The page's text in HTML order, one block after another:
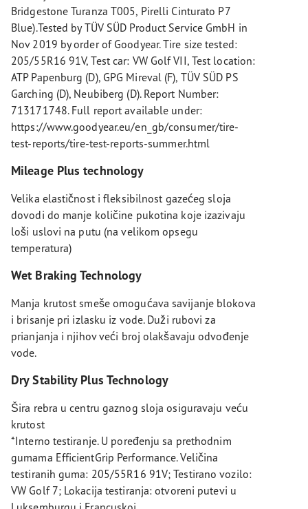
Bridgestone Turanza T005, Pirelli Cinturato P7
Blue).Tested by TÜV SÜD Product Service GmbH in
Nov 2019 by order of Goodyear. Tire size tested:
205/55R16 91V, Test car: VW Golf VII, Test location:
ATP Papenburg (D), GPG Mireval (F), TÜV SÜD PS
Garching (D), Neubiberg (D). Report Number:
713171748. Full report available under:
https://www.goodyear.eu/en_gb/consumer/tire-
test-reports/tire-test-reports-summer.html
Mileage Plus technology
Velika elastičnost i fleksibilnost gazećeg sloja
dovodi do manje količine pukotina koje izazivaju
loši uslovi na putu (na velikom opsegu
temperatura)
Wet Braking Technology
Manja krutost smeše omogućava savijanje blokova
i brisanje pri izlasku iz vode. Duži rubovi za
prianjanja i njihov veći broj olakšavaju odvođenje
vode.
Dry Stability Plus Technology
Šira rebra u centru gaznog sloja osiguravaju veću
krutost
*Interno testiranje. U poređenju sa prethodnim
gumama EfficientGrip Performance. Veličina
testiranih guma: 205/55R16 91V; Testirano vozilo:
VW Golf 7; Lokacija testiranja: otvoreni putevi u